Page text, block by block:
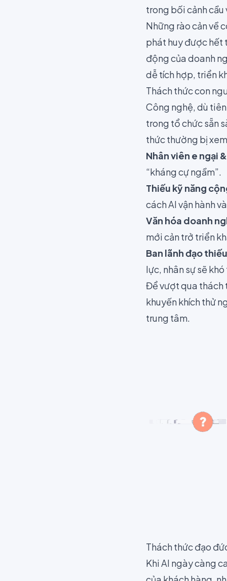
trong bối cảnh
Những rào cản về
phát huy được hết
động của doanh
dễ tích hợp, triển
Thách thức con
Công nghệ, dù
trong tổ chức sẵn
thức thường bị
Nhân viên e ngại
“kháng cự ngầm”.
Thiếu kỹ năng
cách AI vận hành
Văn hóa doanh
mới cản trở triển
Ban lãnh đạo
lực, nhân sự sẽ
Để vượt qua thách
khuyến khích thử
trung tâm.
Thách thức đạo
Khi AI ngày càng